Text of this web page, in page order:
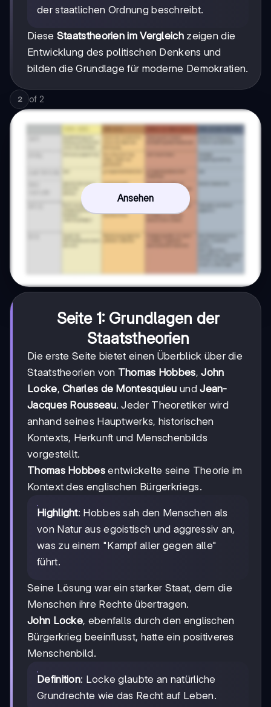
der staatlichen Ordnung beschreibt.
Diese Staatstheorien im Vergleichzeigen die
Entwicklung des politischen Denkens und
bilden die Grundlage für moderne Demokratien.
2 of 2
Ansehen
Seite 1: Grundlagen der
Staatstheorien
Die erste Seite bietet einen Überblick über die
Staatstheorien von Thomas Hobbes,John
Locke,Charles de Montesquieu undJean-
Jacques Rousseau. Jeder Theoretiker wird
anhand seines Hauptwerks, historischen
Kontexts, Herkunft und Menschenbilds
vorgestellt.
Thomas Hobbesentwickelte seine Theorie im
Kontext des englischen Bürgerkriegs.
Highlight: Hobbes sah den Menschen als
von Natur aus egoistisch und aggressiv an,
was zu einem "Kampf aller gegen alle"
führt.
Seine Lösung war ein starker Staat, dem die
Menschen ihre Rechte übertragen.
John Locke, ebenfalls durch den englischen
Bürgerkrieg beeinflusst, hatte ein positiveres
Menschenbild.
Definition: Locke glaubte an natürliche
Grundrechte wie das Recht auf Leben.